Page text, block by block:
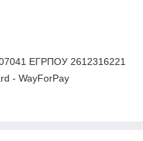
ЕГРПОУ 2612316221
- WayForPay